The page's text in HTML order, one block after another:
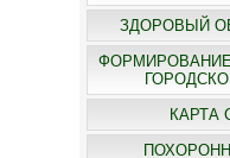
ЗДОРОВЫЙ
КАРТА